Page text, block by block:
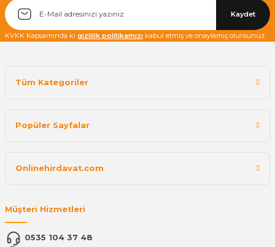
Kaydet
KVKK Kapsamında ki gizlilik politikamızı kabul etmiş ve onaylamış olursunuz.
Tüm Kategoriler
Popüler Sayfalar
Onlinehirdavat.com
Müşteri Hizmetleri
0535 104 37 48